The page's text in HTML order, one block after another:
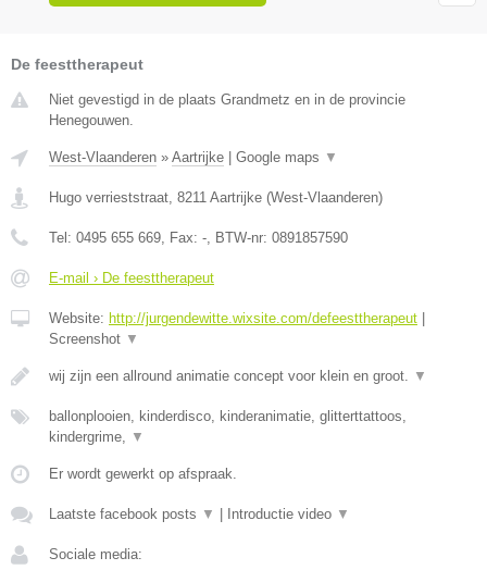
De feesttherapeut
Niet gevestigd in de plaats Grandmetz en in de provincie
Henegouwen.
West-Vlaanderen » Aartrijke | Google maps ▼
Hugo verrieststraat 8211 Aartrijke (West-Vlaanderen)
Tel: 0495 655 669 , Fax: - , BTW-nr: 0891857590
E-mail › De feesttherapeut
Website: http://jurgendewitte.wixsite.com/defeesttherapeut |
Screenshot ▼
wij zijn een allround animatie concept voor klein en groot. ▼
ballonplooien, kinderdisco, kinderanimatie, glitterttattoos,
kindergrime,
▼
Er wordt gewerkt op afspraak.
Laatste facebook posts ▼ | Introductie video ▼
Sociale media: